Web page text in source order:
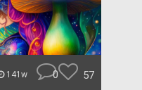
141w 0 57